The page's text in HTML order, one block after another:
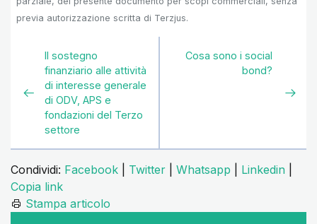
previa autorizzazione scritta di Terzjus.
Il sostegno
finanziario alle attività
di interesse generale
di ODV, APS e
fondazioni del Terzo
settore
Cosa sono i social
bond?
Condividi: Facebook Twitter Whatsapp Linkedin
Copia link
Stampa articolo